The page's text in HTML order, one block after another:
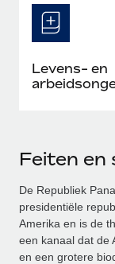
Levens- en
Feiten en
De Republiek
presidentiële
Amerika en is de
een kanaal dat de
en een grotere